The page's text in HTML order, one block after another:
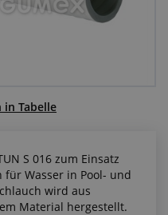
in Tabelle
S 016 zum Einsatz
für Wasser in Pool- und
wird aus
Material hergestellt.